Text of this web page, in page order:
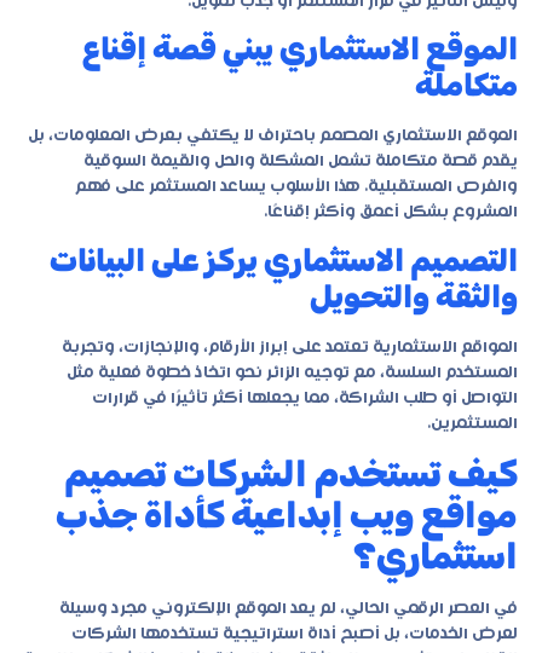
الموقع الاستثماري يبني قصة إقناع
متكاملة
الموقع الاستثماري المصمم باحتراف لا يكتفي بعرض المعلومات، بل
يقدم قصة متكاملة تشمل المشكلة والحل والقيمة السوقية
والفرص المستقبلية. هذا الأسلوب يساعد المستثمر على فهم
المشروع بشكل أعمق وأكثر إقناعًا.
التصميم الاستثماري يركز على البيانات
والثقة والتحويل
المواقع الاستثمارية تعتمد على إبراز الأرقام، والإنجازات، وتجربة
المستخدم السلسة، مع توجيه الزائر نحو اتخاذ خطوة فعلية مثل
التواصل أو طلب الشراكة، مما يجعلها أكثر تأثيرًا في قرارات
المستثمرين.
كيف تستخدم الشركات تصميم
مواقع ويب إبداعية كأداة جذب
استثماري؟
في العصر الرقمي الحالي، لم يعد الموقع الإلكتروني مجرد وسيلة
لعرض الخدمات، بل أصبح أداة استراتيجية تستخدمها الشركات